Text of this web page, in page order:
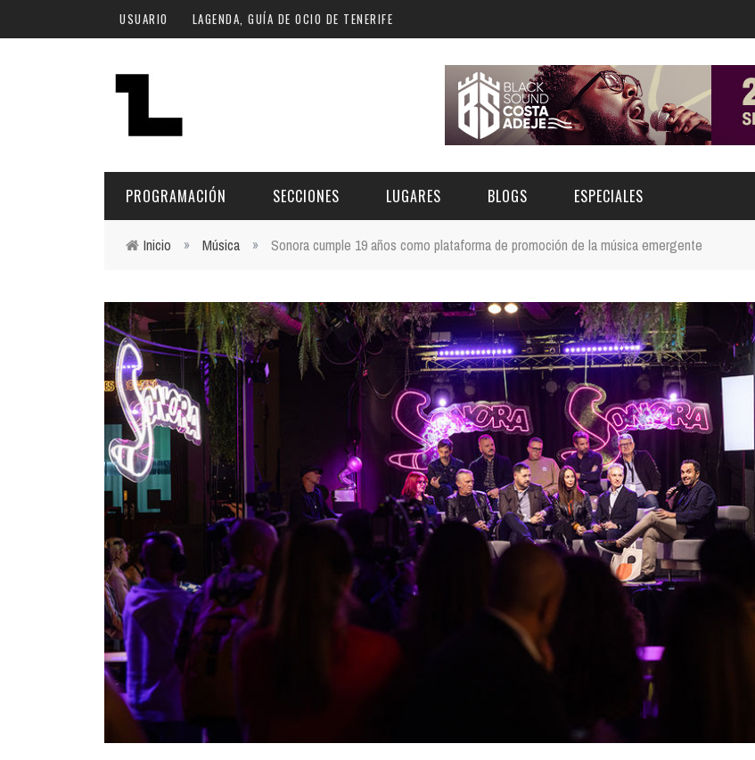
Pasar al contenido principal
USUARIO LAGENDA, GUÍA DE OCIO DE TENERIFE
PROGRAMACIÓN
Hoy
Plan Finde
Norte
Sur
Santa Cruz | La Laguna
Islas
Cultura
Deporte y Naturaleza
Gastro
Música
Escénicas
SECCIONES
ESCÉNICAS
CULTURA
GASTRONOMÍA
LUGARES
SALAS Y AUDITORIOS
ESPACIOS CULTURALES
NOCHE
LOCALES CON ACTUACIONES
COMERCIO
GASTRO
FORMATIVO
BLOGS ESPECIALES
FESTIVAL TAGANANA 2026
TENERIFE PHE FESTIVAL 2026
XXVII VERANO DE CUENTO
Inicio » Música » Sonora cumple 19 años como plataforma de promoción de la música emergente